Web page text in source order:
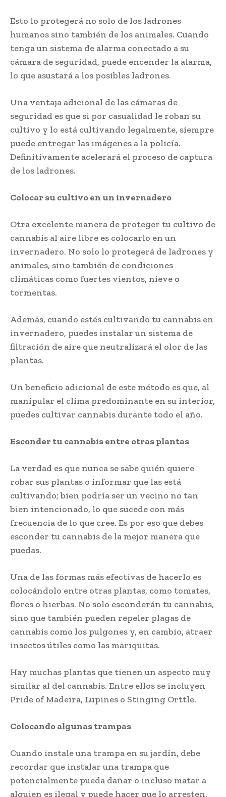
Esto lo protegerá no solo de los ladrones
humanos sino también de los animales. Cuando
tenga un sistema de alarma conectado a su
cámara de seguridad, puede encender la alarma,
lo que asustará a los posibles ladrones.
Una ventaja adicional de las cámaras de
seguridad es que si por casualidad le roban su
cultivo y lo está cultivando legalmente, siempre
puede entregar las imágenes a la policía.
Definitivamente acelerará el proceso de captura
de los ladrones.
Colocar su cultivo en un invernadero
Otra excelente manera de proteger tu cultivo de
cannabis al aire libre es colocarlo en un
invernadero. No solo lo protegerá de ladrones y
animales, sino también de condiciones
climáticas como fuertes vientos, nieve o
tormentas.
Además, cuando estés cultivando tu cannabis en
invernadero, puedes instalar un sistema de
filtración de aire que neutralizará el olor de las
plantas.
Un beneficio adicional de este método es que, al
manipular el clima predominante en su interior,
puedes cultivar cannabis durante todo el año.
Esconder tu cannabis entre otras plantas
La verdad es que nunca se sabe quién quiere
robar sus plantas o informar que las está
cultivando; bien podría ser un vecino no tan
bien intencionado, lo que sucede con más
frecuencia de lo que cree. Es por eso que debes
esconder tu cannabis de la mejor manera que
puedas.
Una de las formas más efectivas de hacerlo es
colocándolo entre otras plantas, como tomates,
flores o hierbas. No solo esconderán tu cannabis,
sino que también pueden repeler plagas de
cannabis como los pulgones y, en cambio, atraer
insectos útiles como las mariquitas.
Hay muchas plantas que tienen un aspecto muy
similar al del cannabis. Entre ellos se incluyen
Pride of Madeira, Lupines o Stinging Orttle.
Colocando algunas trampas
Cuando instale una trampa en su jardín, debe
recordar que instalar una trampa que
potencialmente pueda dañar o incluso matar a
alguien es ilegal y puede hacer que lo arresten.